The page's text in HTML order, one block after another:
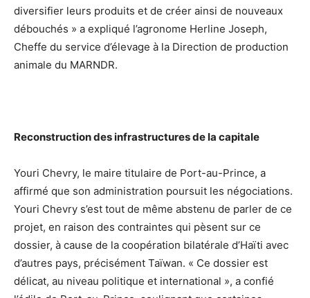
diversifier leurs produits et de créer ainsi de nouveaux
débouchés » a expliqué l’agronome Herline Joseph,
Cheffe du service d’élevage à la Direction de production
animale du MARNDR.
Reconstruction des infrastructures de la capitale
Youri Chevry, le maire titulaire de Port-au-Prince, a
affirmé que son administration poursuit les négociations.
Youri Chevry s’est tout de même abstenu de parler de ce
projet, en raison des contraintes qui pèsent sur ce
dossier, à cause de la coopération bilatérale d’Haïti avec
d’autres pays, précisément Taïwan. « Ce dossier est
délicat, au niveau politique et international », a confié